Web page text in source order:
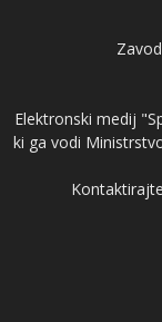
Elektronski medij
ki ga vodi